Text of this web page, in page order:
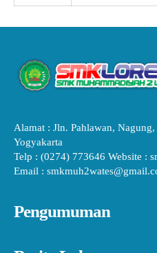
Alamat : Jln. Pahlawan,
Yogyakarta
Telp : (0274) 773646 Website :
Email :
Pengumuman